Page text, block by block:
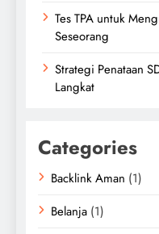
Tes TPA untuk
Seseorang
Strategi Penataan
Langkat
Categories
Backlink Aman (1)
Belanja (1)